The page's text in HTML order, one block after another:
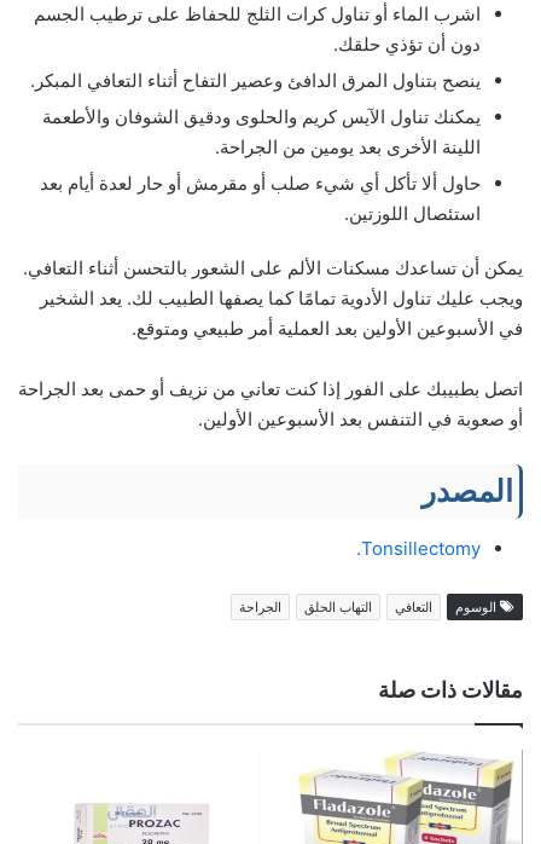
اشرب الماء أو تناول كرات الثلج للحفاظ على ترطيب الجسم
دون أن تؤذي حلقك.
ينصح بتناول المرق الدافئ وعصير التفاح أثناء التعافي المبكر.
يمكنك تناول الآيس كريم والحلوى ودقيق الشوفان والأطعمة
اللينة الأخرى بعد يومين من الجراحة.
حاول ألا تأكل أي شيء صلب أو مقرمش أو حار لعدة أيام بعد
استئصال اللوزتين.
يمكن أن تساعدك مسكنات الألم على الشعور بالتحسن أثناء التعافي.
ويجب عليك تناول الأدوية تمامًا كما يصفها الطبيب لك. يعد الشخير
في الأسبوعين الأولين بعد العملية أمر طبيعي ومتوقع.
اتصل بطبيبك على الفور إذا كنت تعاني من نزيف أو حمى بعد الجراحة
أو صعوبة في التنفس بعد الأسبوعين الأولين.
المصدر
Tonsillectomy.
الوسوم التعافي التهاب الحلق الجراحة
مقالات ذات صلة